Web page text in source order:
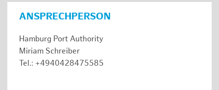
ANSPRECHPERSON
Hamburg Port Authority
Miriam Schreiber
Tel.: +4940428475585